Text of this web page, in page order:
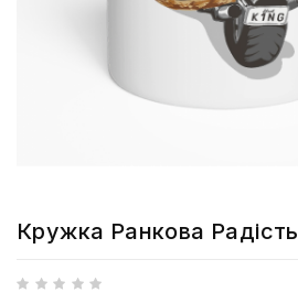
Кружка Ранкова Радість